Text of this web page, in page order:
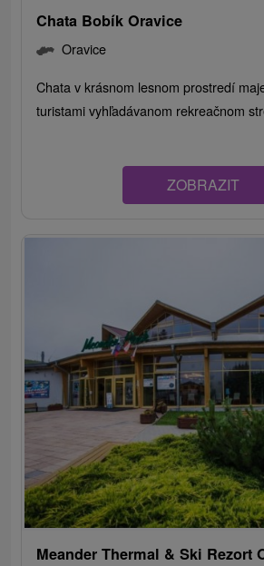
Chata Bobík Oravice
Oravice
Chata v krásnom lesnom prostredí
turistami vyhľadávanom rekreačnom
ZOBRAZIT
Meander Thermal & Ski Rezort